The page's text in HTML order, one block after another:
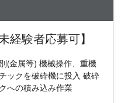
経験者応募可】
(金属等) 機械操作、重機
ックを破砕機に投入 破砕
への積み込み作業